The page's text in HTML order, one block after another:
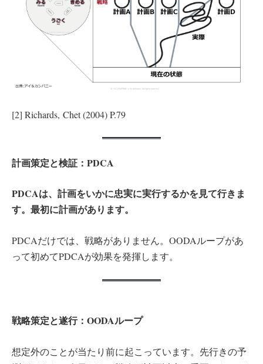
[2] Richards, Chet (2004) P.79
計画策定と検証：PDCA
PDCAは、計画をいかに忠実に実行するかを見て行きま
す。最初に計画があります。
PDCAだけでは、戦略がありません。OODAループがあ
って初めてPDCAが効果を発揮します。
戦略策定と遂行：OODAループ
想定外のことが当たり前に起こっています。先行きの予